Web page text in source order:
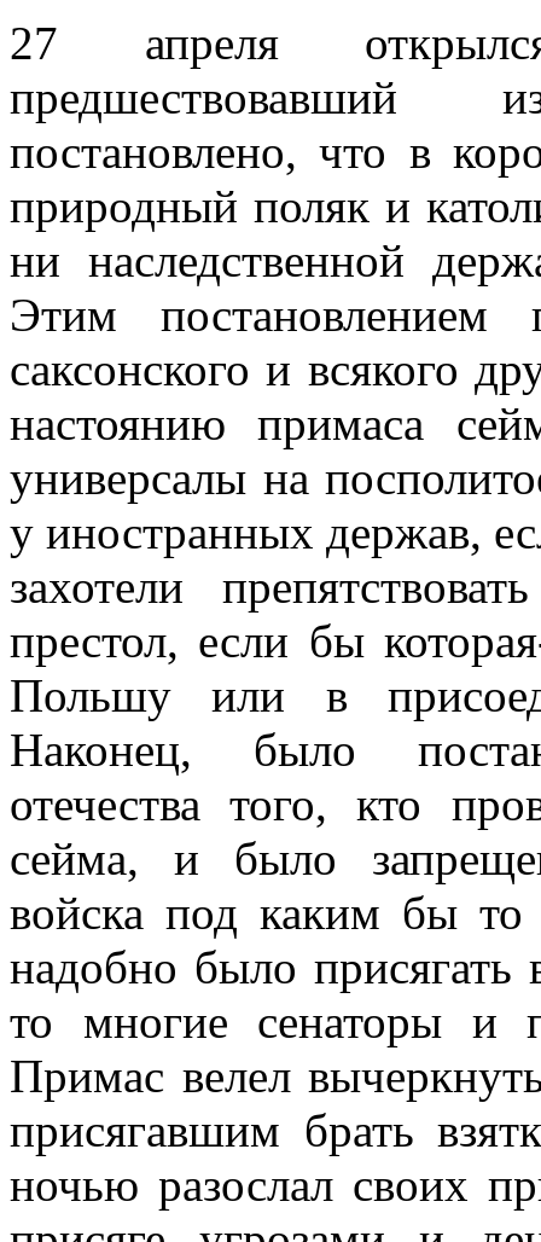
27 апреля
предшествовавший
постановлено, что в
природный поляк и
ни наследственной
Этим постановлением
саксонского и всякого
настоянию примаса
универсалы на
у иностранных держав,
захотели
престол, если бы
Польшу или в
Наконец, было
отечества того, кто
сейма, и было
войска под каким бы
надобно было присягать
то многие сенаторы и
Примас велел
присягавшим брать
ночью разослал своих